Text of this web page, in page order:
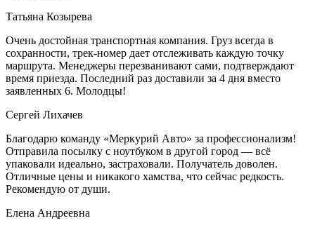
Татьяна Козырева
Очень достойная транспортная компания. Груз всегда в
сохранности, трек-номер дает отслеживать каждую точку
маршрута. Менеджеры перезванивают сами, подтверждают
время приезда. Последний раз доставили за 4 дня вместо
заявленных 6. Молодцы!
Сергей Лихачев
Благодарю команду «Меркурий Авто» за профессионализм!
Отправила посылку с ноутбуком в другой город — всё
упаковали идеально, застраховали. Получатель доволен.
Отличные цены и никакого хамства, что сейчас редкость.
Рекомендую от души.
Елена Андреевна